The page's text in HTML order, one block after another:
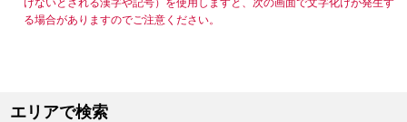
る場合がありますのでご注意ください。
エリアで検索